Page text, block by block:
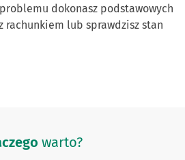
dokonasz podstawowych
rachunkiem lub sprawdzisz stan
warto?